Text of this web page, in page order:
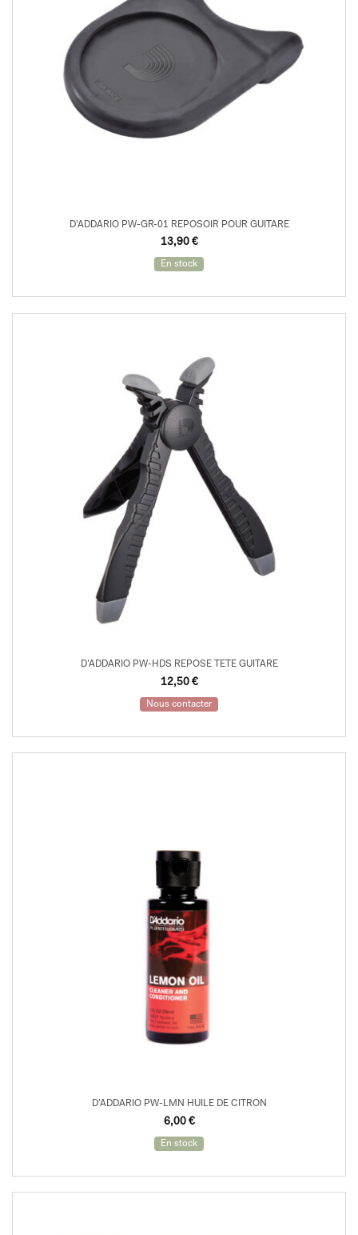
D’ADDARIO PW-GR-01 REPOSOIR POUR GUITARE
13,90 €
En stock
D’ADDARIO PW-HDS REPOSE TETE GUITARE
12,50 €
Nous contacter
D’ADDARIO PW-LMN HUILE DE CITRON
6,00 €
En stock